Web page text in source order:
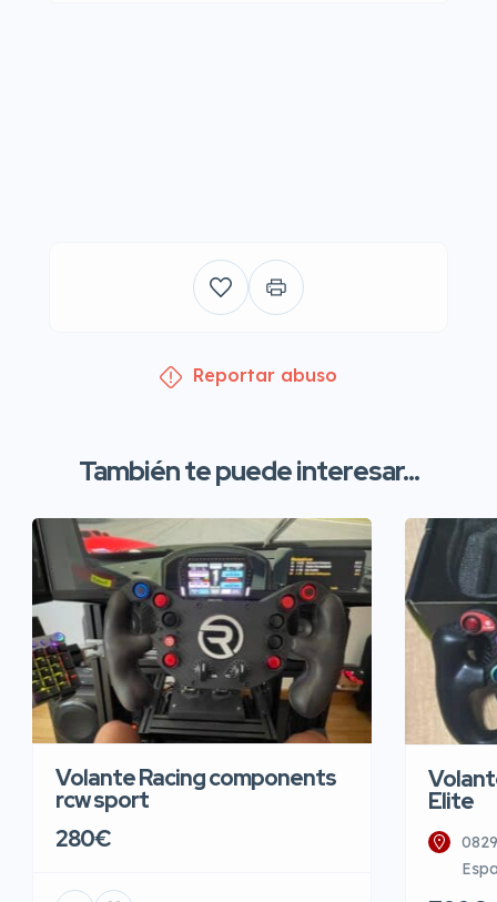
Reportar abuso
También te puede interesar...
Volante Racing components
rcw sport
280€
Elite